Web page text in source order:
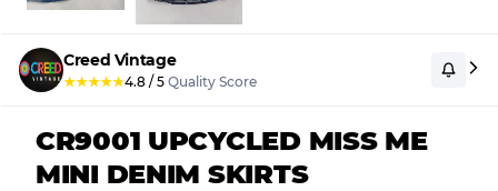
Creed Vintage
★★★★★4.8 / 5 Quality Score
CR9001 UPCYCLED MISS ME
MINI DENIM SKIRTS